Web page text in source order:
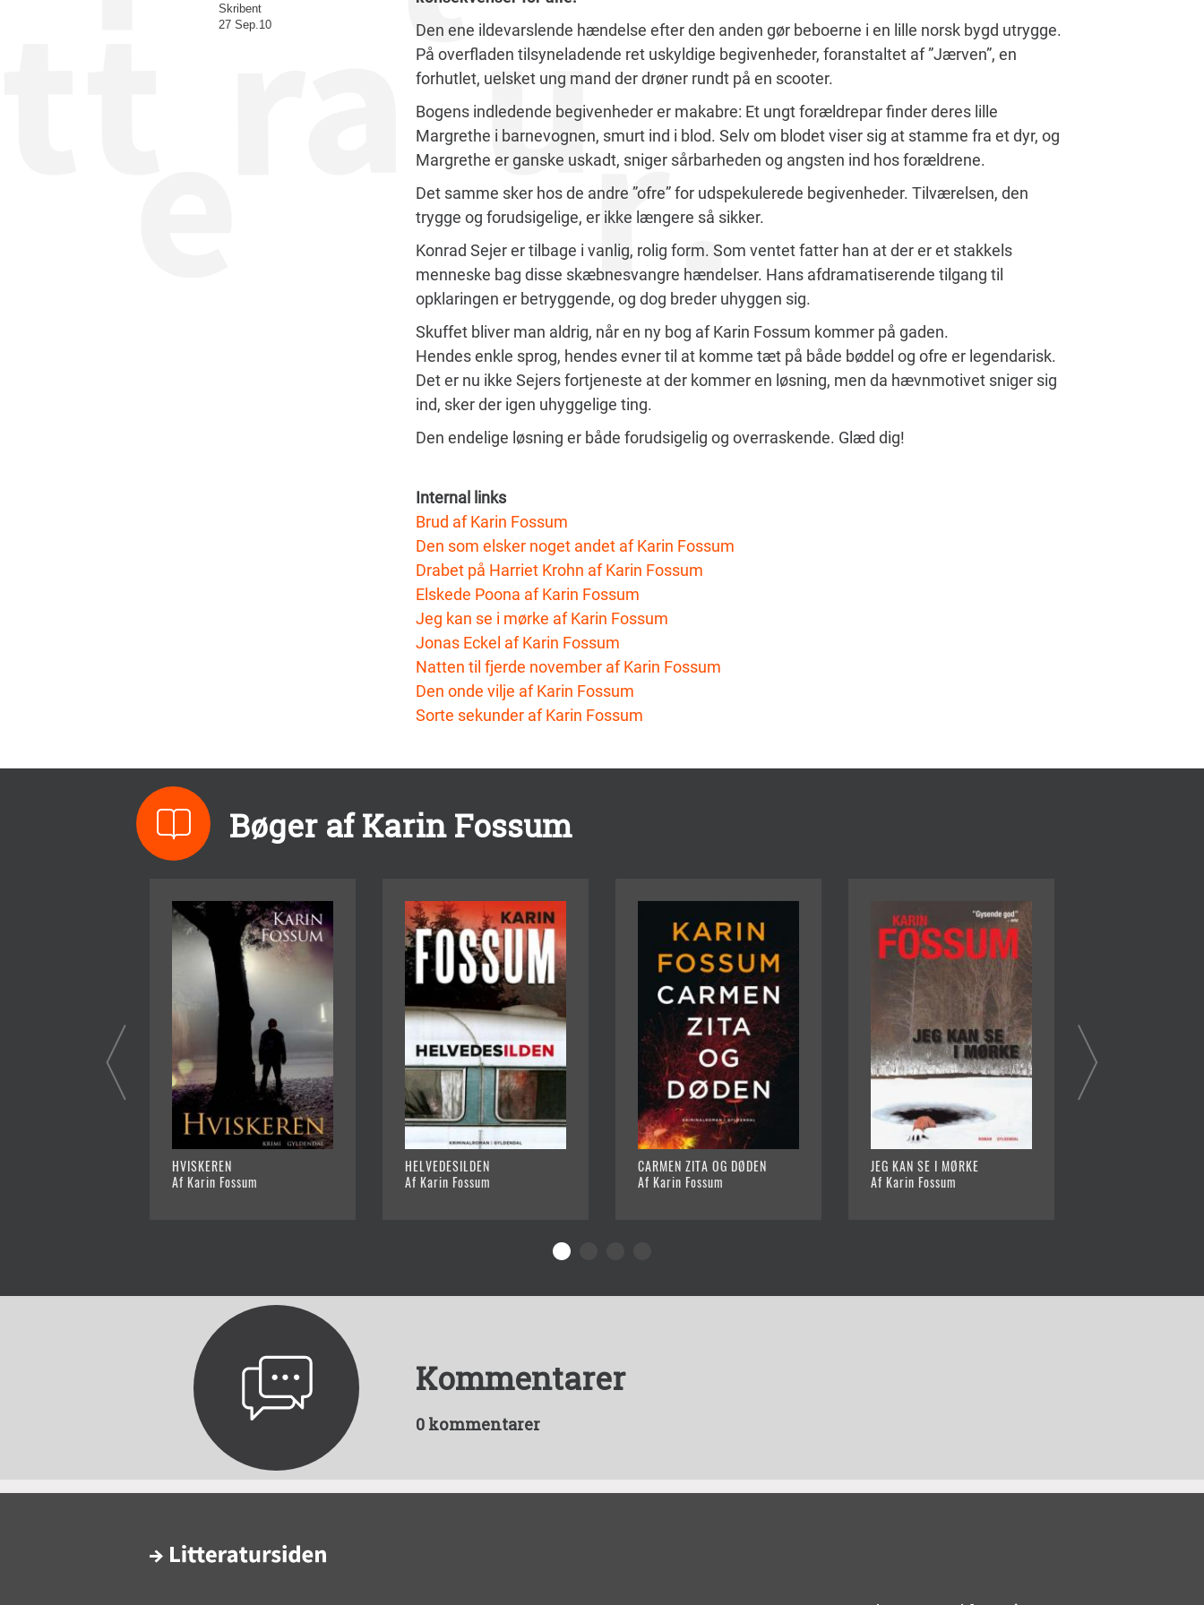
Skribent
27 Sep.10
Den ene ildevarslende hændelse efter den anden gør beboerne i en lille norsk bygd utrygge.
På overfladen tilsyneladende ret uskyldige begivenheder, foranstaltet af ”Jærven”, en
forhutlet, uelsket ung mand der drøner rundt på en scooter.
Bogens indledende begivenheder er makabre: Et ungt forældrepar finder deres lille
Margrethe i barnevognen, smurt ind i blod. Selv om blodet viser sig at stamme fra et dyr, og
Margrethe er ganske uskadt, sniger sårbarheden og angsten ind hos forældrene.
Det samme sker hos de andre ”ofre” for udspekulerede begivenheder. Tilværelsen, den
trygge og forudsigelige, er ikke længere så sikker.
Konrad Sejer er tilbage i vanlig, rolig form. Som ventet fatter han at der er et stakkels
menneske bag disse skæbnesvangre hændelser. Hans afdramatiserende tilgang til
opklaringen er betryggende, og dog breder uhyggen sig.
Skuffet bliver man aldrig, når en ny bog af Karin Fossum kommer på gaden.
Hendes enkle sprog, hendes evner til at komme tæt på både bøddel og ofre er legendarisk.
Det er nu ikke Sejers fortjeneste at der kommer en løsning, men da hævnmotivet sniger sig
ind, sker der igen uhyggelige ting.
Den endelige løsning er både forudsigelig og overraskende. Glæd dig!
Internal links
Brud af Karin Fossum
Den som elsker noget andet af Karin Fossum
Drabet på Harriet Krohn af Karin Fossum
Elskede Poona af Karin Fossum
Jeg kan se i mørke af Karin Fossum
Jonas Eckel af Karin Fossum
Natten til fjerde november af Karin Fossum
Den onde vilje af Karin Fossum
Sorte sekunder af Karin Fossum
Bøger af Karin Fossum
HVISKEREN
Af Karin Fossum
HELVEDESILDEN
Af Karin Fossum
CARMEN ZITA OG DØDEN
Af Karin Fossum
JEG KAN SE I MØRKE
Af Karin Fossum
Kommentarer
0 kommentarer